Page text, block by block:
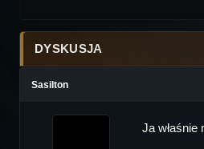
DYSKUSJA
Sasilton
Ja właśnie